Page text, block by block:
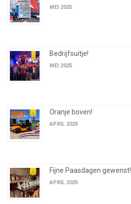
MEI 2025
Bedrijfsuitje!
MEI 2025
Oranje boven!
APRIL 2025
Fijne Paasdagen gewenst!
APRIL 2025